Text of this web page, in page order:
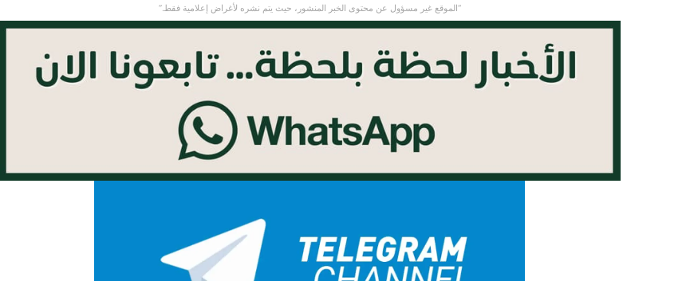
“الموقع غير مسؤول عن محتوى الخبر المنشور، حيث يتم نشره لأغراض إعلامية فقط.”